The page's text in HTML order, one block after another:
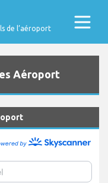
de l’aéroport
Aéroport